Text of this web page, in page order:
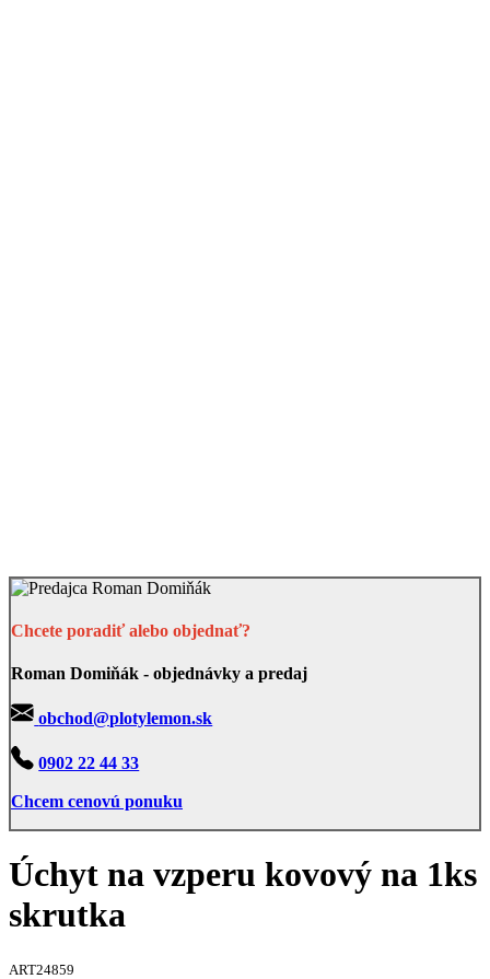
Chcete poradiť alebo objednať?
Roman Domiňák - objednávky a predaj
obchod@plotylemon.sk
0902 22 44 33
Chcem cenovú ponuku
Úchyt na vzperu kovový na 1ks
skrutka
ART24859